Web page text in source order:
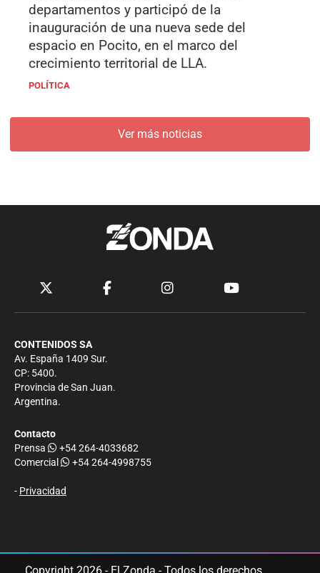
departamentos y participó de la
inauguración de una nueva sede del
espacio en Pocito, en el marco del
crecimiento territorial de LLA.
POLÍTICA
Ver más noticias
CONTENIDOS SA
Av. España 1409 Sur.
CP: 5400.
Provincia de San Juan.
Argentina.
Contacto
Prensa
+54 264-4033682
Comercial
+54 264-4998755
- Privacidad